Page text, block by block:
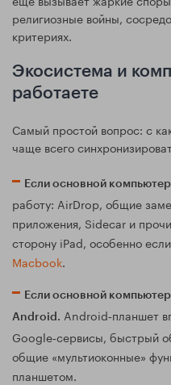
религиозные войны,
критериях.
Экосистема и
работаете
Самый простой вопрос: с
чаще всего
Если основной
работу: AirDrop, общие
приложения, Sidecar и
сторону iPad, особенно
Macbook.
Если основной
Android. Android‑планшет
Google‑сервисы, быстрый
общие «мультиоконные»
планшетом.